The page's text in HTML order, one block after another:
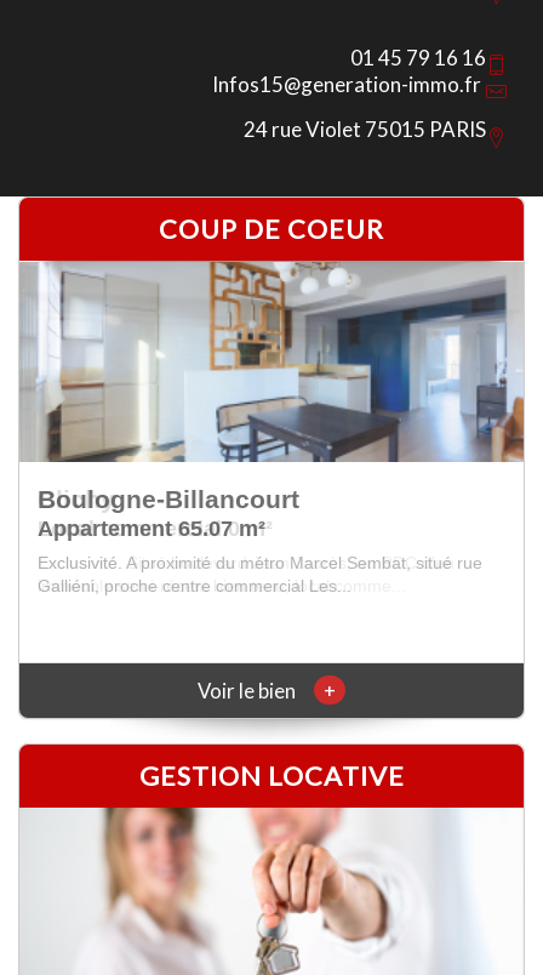
01 45 79 16 16
Infos15@generation-immo.fr
24 rue Violet 75015 PARIS
COUP DE COEUR
Clichy
Local commercial 0 m²
Exclusivité. Situé boulevard Jean Jaurès, au RDC d'un
immeuble semi-récent bien tenu, local comme...
Voir le bien +
GESTION LOCATIVE